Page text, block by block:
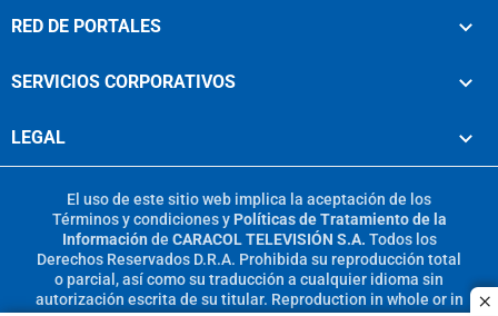
RED DE PORTALES
SERVICIOS CORPORATIVOS
LEGAL
El uso de este sitio web implica la aceptación de los
Términos y condicionesy Políticas de Tratamiento de la
Información de CARACOL TELEVISIÓN S.A. Todos los
Derechos Reservados D.R.A. Prohibida su reproducción total
o parcial, así como su traducción a cualquier idioma sin
autorización escrita de su titular. Reproduction in whole or in